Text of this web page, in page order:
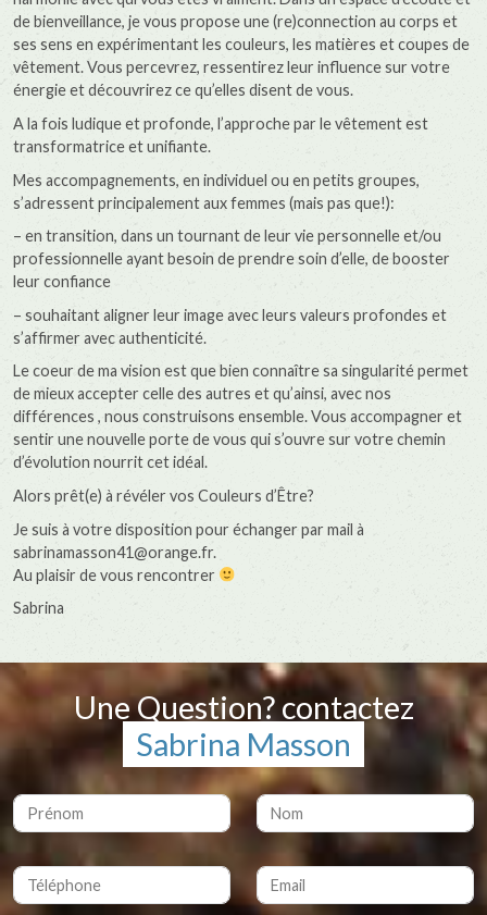
de bienveillance, je vous propose une (re)connection au corps et
ses sens en expérimentant les couleurs, les matières et coupes de
vêtement. Vous percevrez, ressentirez leur influence sur votre
énergie et découvrirez ce qu’elles disent de vous.
A la fois ludique et profonde, l’approche par le vêtement est
transformatrice et unifiante.
Mes accompagnements, en individuel ou en petits groupes,
s’adressent principalement aux femmes (mais pas que!):
– en transition, dans un tournant de leur vie personnelle et/ou
professionnelle ayant besoin de prendre soin d’elle, de booster
leur confiance
– souhaitant aligner leur image avec leurs valeurs profondes et
s’affirmer avec authenticité.
Le coeur de ma vision est que bien connaître sa singularité permet
de mieux accepter celle des autres et qu’ainsi, avec nos
différences , nous construisons ensemble. Vous accompagner et
sentir une nouvelle porte de vous qui s’ouvre sur votre chemin
d’évolution nourrit cet idéal.
Alors prêt(e) à révéler vos Couleurs d’Être?
Je suis à votre disposition pour échanger par mail à
sabrinamasson41@orange.fr.
Au plaisir de vous rencontrer
Sabrina
Une Question? contactez
Sabrina Masson